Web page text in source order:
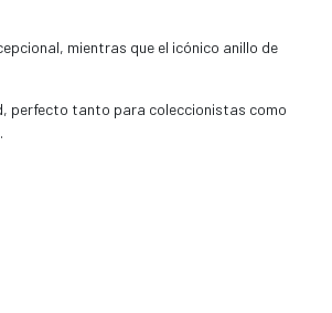
mientras que el icónico anillo de
perfecto tanto para coleccionistas como